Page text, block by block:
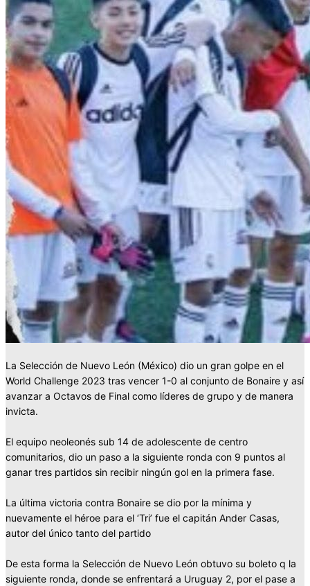
La Selección de Nuevo León (México) dio un gran golpe en el
World Challenge 2023 tras vencer 1-0 al conjunto de Bonaire y así
avanzar a Octavos de Final como líderes de grupo y de manera
invicta.
El equipo neoleonés sub 14 de adolescente de centro
comunitarios, dio un paso a la siguiente ronda con 9 puntos al
ganar tres partidos sin recibir ningún gol en la primera fase.
La última victoria contra Bonaire se dio por la mínima y
nuevamente el héroe para el ‘Tri’ fue el capitán Ander Casas,
autor del único tanto del partido
De esta forma la Selección de Nuevo León obtuvo su boleto q la
siguiente ronda, donde se enfrentará a Uruguay 2, por el pase a